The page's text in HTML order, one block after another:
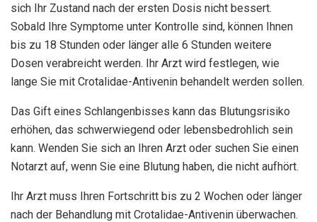
sich Ihr Zustand nach der ersten Dosis nicht bessert.
Sobald Ihre Symptome unter Kontrolle sind, können Ihnen
bis zu 18 Stunden oder länger alle 6 Stunden weitere
Dosen verabreicht werden. Ihr Arzt wird festlegen, wie
lange Sie mit Crotalidae-Antivenin behandelt werden sollen.
Das Gift eines Schlangenbisses kann das Blutungsrisiko
erhöhen, das schwerwiegend oder lebensbedrohlich sein
kann. Wenden Sie sich an Ihren Arzt oder suchen Sie einen
Notarzt auf, wenn Sie eine Blutung haben, die nicht aufhört.
Ihr Arzt muss Ihren Fortschritt bis zu 2 Wochen oder länger
nach der Behandlung mit Crotalidae-Antivenin überwachen.